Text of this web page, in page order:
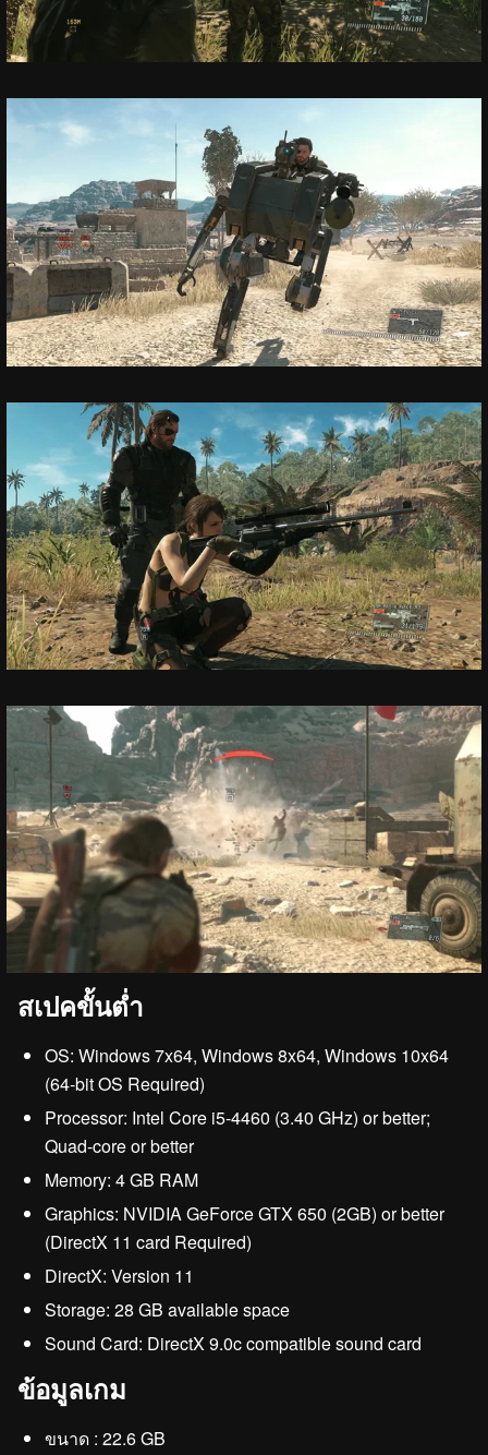
สเปคขั้นต่ำ
OS: Windows 7x64, Windows 8x64, Windows 10x64
(64-bit OS Required)
Processor: Intel Core i5-4460 (3.40 GHz) or better;
Quad-core or better
Memory: 4 GB RAM
Graphics: NVIDIA GeForce GTX 650 (2GB) or better
(DirectX 11 card Required)
DirectX: Version 11
Storage: 28 GB available space
Sound Card: DirectX 9.0c compatible sound card
ข้อมูลเกม
ขนาด : 22.6 GB